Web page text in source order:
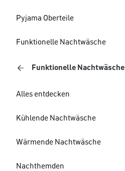
Pyjama Oberteile
Funktionelle Nachtwäsche
Funktionelle Nachtwäsche
Alles entdecken
Kühlende Nachtwäsche
Wärmende Nachtwäsche
Nachthemden